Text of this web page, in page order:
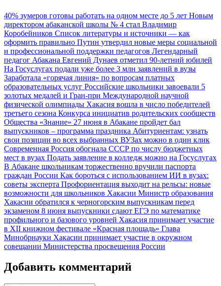
40% зумеров готовы работать на одном месте до 5 лет Новым
директором абаканской школы № 4 стал Владимир
Коробейников Список литературы и источники — как
оформить правильно Путин утвердил новые меры социальной
и профессиональной поддержки педагогов Легендарный
педагог Абакана Евгений Дунаев отметил 90-летний юбилей
На Госуслугах подали уже более 3 млн заявлений в вузы
Заработала «горячая линия» по вопросам платных
образовательных услуг Российские школьники завоевали 5
золотых медалей и Гран-при Международной научной
физической олимпиады Хакасия вошла в число победителей
третьего сезона Конкурса инициатив родительских сообществ
Общества «Знание» 27 июня в Абакане пройдет бал
выпускников – программа праздника Абитуриентам: узнать
свои позиции во всех выбранных ВУЗах можно в один клик
Современная Россия обогнала СССР по числу бюджетных
мест в вузах Подать заявление в колледж можно на Госуслугах
В Абакане школьникам торжественно вручили паспорта
граждан России Как бороться с использованием ИИ в вузах:
советы эксперта Профориентация выходит на рельсы: новые
возможности для школьников Хакасии Министр образования
Хакасии обратился к черногорским выпускникам перед
экзаменом 8 июня выпускники сдают ЕГЭ по математике
профильного и базового уровней Хакасия принимает участие
в XII книжном фестивале «Красная площадь» Глава
Минобрнауки Хакасии принимает участие в окружном
совещании Министерства просвещения России
Добавить комментарий